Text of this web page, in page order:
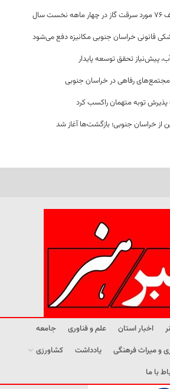
قانونی خراسان جنوبی مکانیزه دفع می‌شود
پیش‌نیاز تحقق توسعه پایدار
رفاهی در خراسان جنوبی
توبه متهمان راکسب کرد
اخبار استان علم و فناوری
جامعه
و میراث فرهنگی یادداشت
کشاورزی
با ما